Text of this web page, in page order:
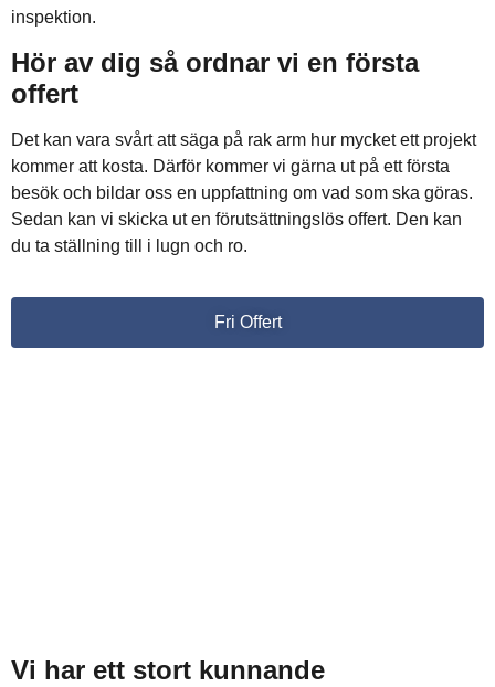
inspektion.
Hör av dig så ordnar vi en första
offert
Det kan vara svårt att säga på rak arm hur mycket ett projekt
kommer att kosta. Därför kommer vi gärna ut på ett första
besök och bildar oss en uppfattning om vad som ska göras.
Sedan kan vi skicka ut en förutsättningslös offert. Den kan
du ta ställning till i lugn och ro.
Fri Offert
Vi har ett stort kunnande